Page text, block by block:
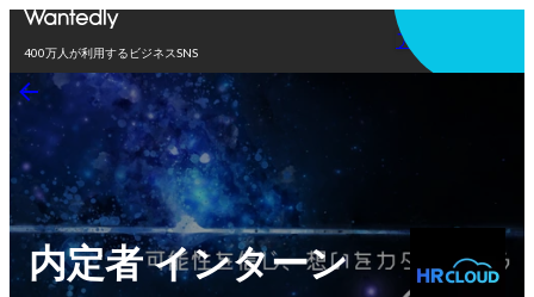
400万人が利用するビジネスSNS
アプリを使う
内定者 インターン